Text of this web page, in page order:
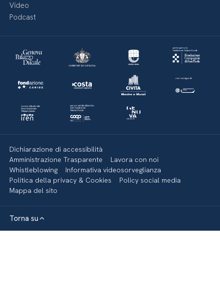
Video
Podcast
Dichiarazione di accessibilità
Amministrazione Trasparente
Lavora con noi
Whistleblowing
Informativa videosorveglianza
Politica della privacy & Cookies
Policy social media
Mappa del sito
Torna su